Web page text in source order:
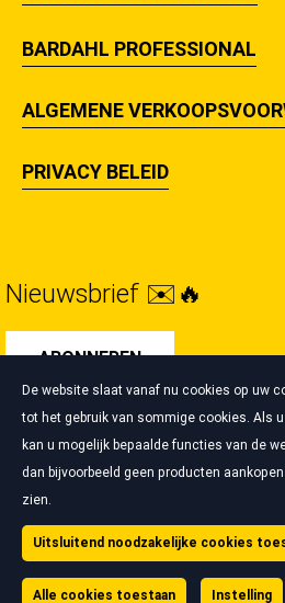
De website slaat vanaf nu cookies op uw
tot het gebruik van sommige cookies. Als
kan u mogelijk bepaalde functies van de
dan bijvoorbeeld geen producten
zien.
BARDAHL PROFESSIONAL
ALGEMENE
PRIVACY BELEID
Nieuwsbrief ✉️🔥
ABONNEREN
Beheer van
Cookie beleid